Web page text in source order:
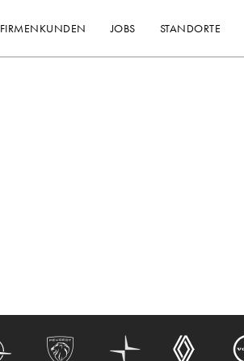
FIRMENKUNDEN JOBS STANDORTE